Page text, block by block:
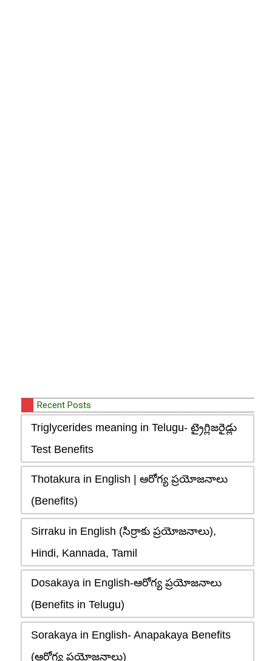
Recent Posts
Triglycerides meaning in Telugu- ట్రైగ్లిజరైడ్లు
Test Benefits
Thotakura in English | ఆరోగ్య ప్రయోజనాలు
(Benefits)
Sirraku in English (సిర్రాకు ప్రయోజనాలు),
Hindi, Kannada, Tamil
Dosakaya in English-ఆరోగ్య ప్రయోజనాలు
(Benefits in Telugu)
Sorakaya in English- Anapakaya Benefits
(ఆరోగ్య ప్రయోజనాలు)